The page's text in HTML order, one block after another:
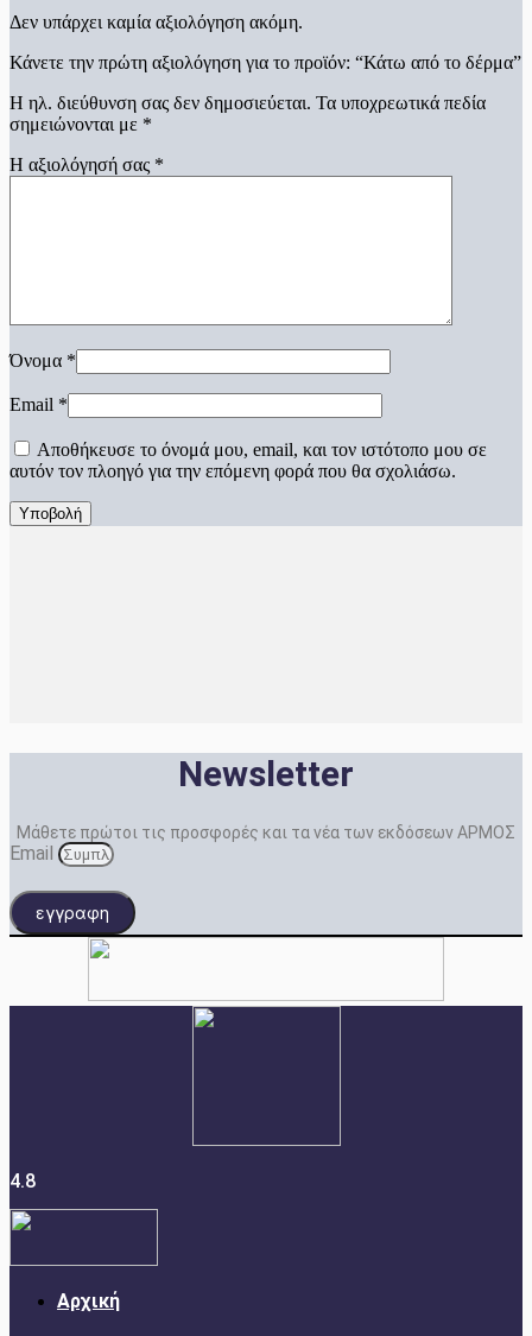
Δεν υπάρχει καμία αξιολόγηση ακόμη.
Κάνετε την πρώτη αξιολόγηση για το προϊόν: “Κάτω από το δέρμα”
Η ηλ. διεύθυνση σας δεν δημοσιεύεται. Τα υποχρεωτικά πεδία
σημειώνονται με *
Η αξιολόγησή σας *
Όνομα *
Email *
Αποθήκευσε το όνομά μου, email, και τον ιστότοπο μου σε
αυτόν τον πλοηγό για την επόμενη φορά που θα σχολιάσω.
Newsletter
Μάθετε πρώτοι τις προσφορές και τα νέα των εκδόσεων ΑΡΜΟΣ
Email
εγγραφη
4.8
Αρχική